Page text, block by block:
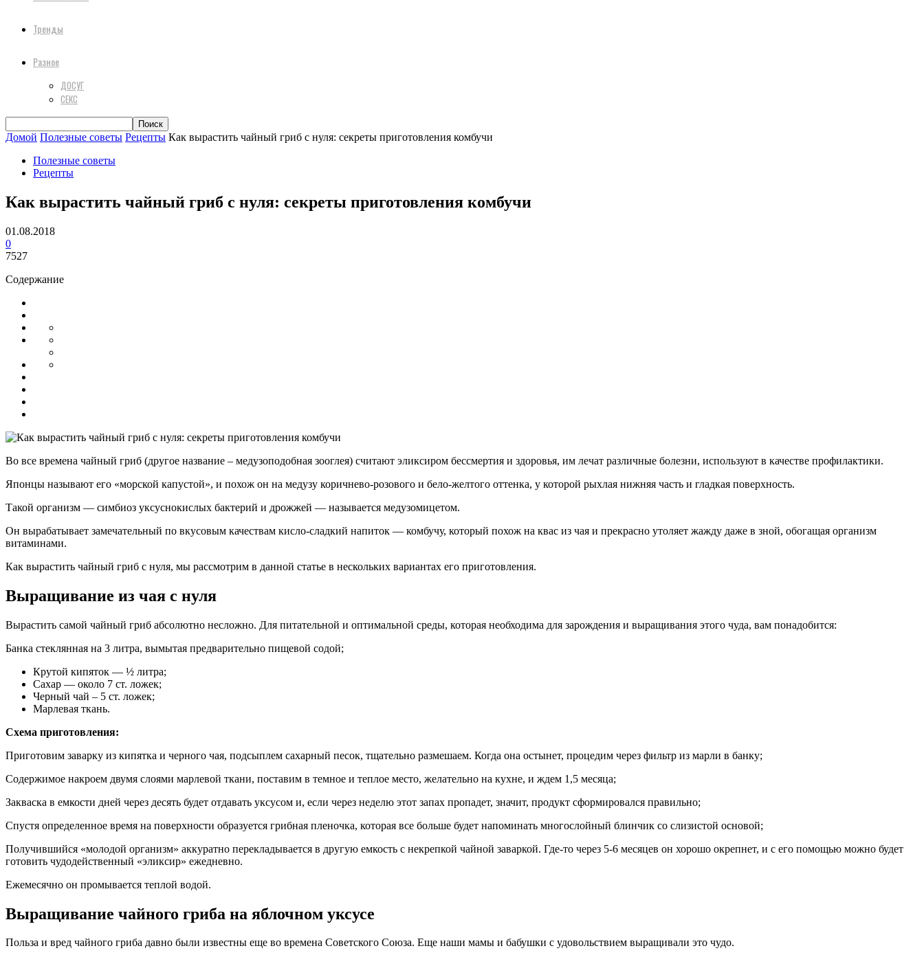
Тренды
Разное
ДОСУГ
СЕКС
Домой Полезные советы Рецепты Как вырастить чайный гриб с нуля: секреты приготовления комбучи
Полезные советы
Рецепты
Как вырастить чайный гриб с нуля: секреты приготовления комбучи
01.08.2018
0
7527
Содержание
Во все времена чайный гриб (другое название – медузоподобная зооглея) считают эликсиром бессмертия и здоровья, им лечат различные болезни, используют в качестве профилактики.
Японцы называют его «морской капустой», и похож он на медузу коричнево-розового и бело-желтого оттенка, у которой рыхлая нижняя часть и гладкая поверхность.
Такой организм — симбиоз уксуснокислых бактерий и дрожжей — называется медузомицетом.
Он вырабатывает замечательный по вкусовым качествам кисло-сладкий напиток — комбучу, который похож на квас из чая и прекрасно утоляет жажду даже в зной, обогащая организм
витаминами.
Как вырастить чайный гриб с нуля, мы рассмотрим в данной статье в нескольких вариантах его приготовления.
Выращивание из чая с нуля
Вырастить самой чайный гриб абсолютно несложно. Для питательной и оптимальной среды, которая необходима для зарождения и выращивания этого чуда, вам понадобится:
Банка стеклянная на 3 литра, вымытая предварительно пищевой содой;
Крутой кипяток — ½ литра;
Сахар — около 7 ст. ложек;
Черный чай – 5 ст. ложек;
Марлевая ткань.
Схема приготовления:
Приготовим заварку из кипятка и черного чая, подсыплем сахарный песок, тщательно размешаем. Когда она остынет, процедим через фильтр из марли в банку;
Содержимое накроем двумя слоями марлевой ткани, поставим в темное и теплое место, желательно на кухне, и ждем 1,5 месяца;
Закваска в емкости дней через десять будет отдавать уксусом и, если через неделю этот запах пропадет, значит, продукт сформировался правильно;
Спустя определенное время на поверхности образуется грибная пленочка, которая все больше будет напоминать многослойный блинчик со слизистой основой;
Получившийся «молодой организм» аккуратно перекладывается в другую емкость с некрепкой чайной заваркой. Где-то через 5-6 месяцев он хорошо окрепнет, и с его помощью можно будет
готовить чудодейственный «эликсир» ежедневно.
Ежемесячно он промывается теплой водой.
Выращивание чайного гриба на яблочном уксусе
Польза и вред чайного гриба давно были известны еще во времена Советского Союза. Еще наши мамы и бабушки с удовольствием выращивали это чудо.